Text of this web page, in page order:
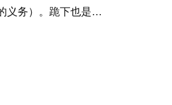
义务）。跪下也是…